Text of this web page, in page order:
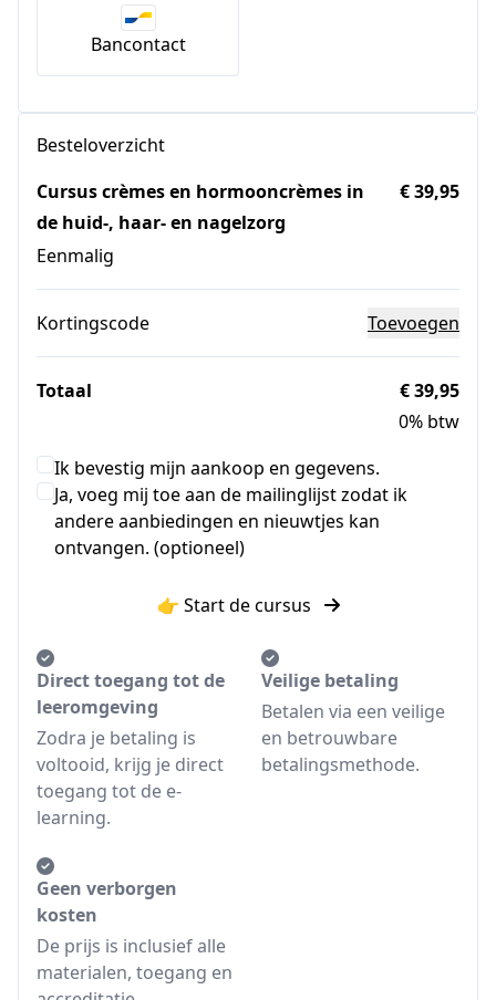
Bancontact
Besteloverzicht
Cursus crèmes en hormooncrèmes in
de huid-, haar- en nagelzorg
Eenmalig
€ 39,95
Kortingscode Toevoegen
Totaal
€ 39,95
0% btw
Ik bevestig mijn aankoop en gegevens.
Ja, voeg mij toe aan de mailinglijst zodat ik
andere aanbiedingen en nieuwtjes kan
ontvangen. (optioneel)
👉 Start de cursus
Direct toegang tot de
leeromgeving
Zodra je betaling is
voltooid, krijg je direct
toegang tot de e-
learning.
Veilige betaling
Betalen via een veilige
en betrouwbare
betalingsmethode.
Geen verborgen
kosten
De prijs is inclusief alle
materialen, toegang en